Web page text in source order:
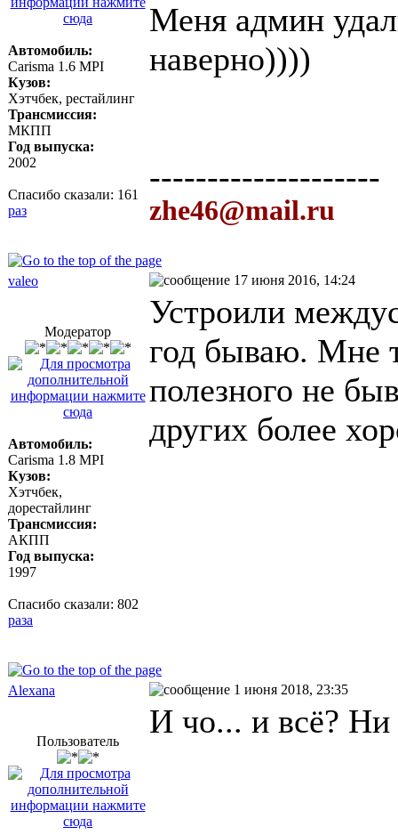
Автомобиль:
Carisma 1.6 MPI
Кузов:
Хэтчбек, рестайлинг
Трансмиссия:
МКПП
Год выпуска:
2002
Спасибо сказали: 161
раз
Меня админ
наверно))))
--------------------
zhe46@mail.ru
valeo 17 июня 2016, 14:24
Модератор
Автомобиль:
Carisma 1.8 MPI
Кузов:
Хэтчбек,
дорестайлинг
Трансмиссия:
АКПП
Год выпуска:
1997
Спасибо сказали: 802
раза
Устроили
год бываю. Мне
полезного не
других более
Alexana 1 июня 2018, 23:35
Пользователь
И чо... и всё? Ни